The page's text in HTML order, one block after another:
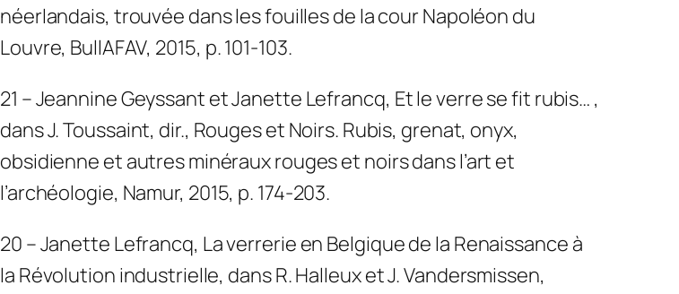
néerlandais, trouvée dans les fouilles de la cour Napoléon du
Louvre, BullAFAV, 2015, p. 101-103.
21 – Jeannine Geyssant et Janette Lefrancq, Et le verre se fit rubis… ,
dans J. Toussaint, dir., Rouges et Noirs. Rubis, grenat, onyx,
obsidienne et autres minéraux rouges et noirs dans l’art et
l’archéologie, Namur, 2015, p. 174-203.
20 – Janette Lefrancq, La verrerie en Belgique de la Renaissance à
la Révolution industrielle, dans R. Halleux et J. Vandersmissen,